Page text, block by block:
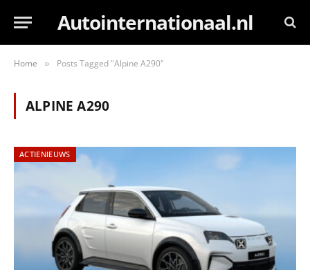
Autointernationaal.nl
Home » Posts Tagged "Alpine A290"
ALPINE A290
ACTIENIEUWS